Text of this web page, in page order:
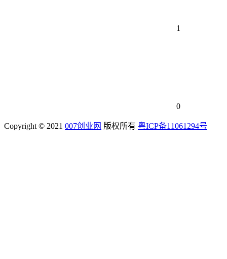
1
0
Copyright © 2021 007创业网 版权所有 粤ICP备11061294号